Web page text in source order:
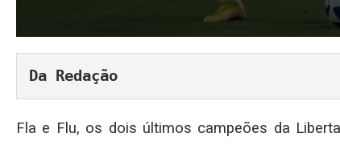
Da Redação
Fla e Flu, os dois últimos campeões da